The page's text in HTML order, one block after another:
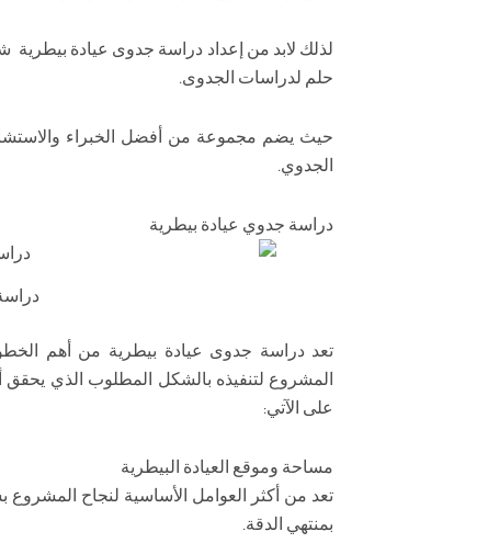
لذلك لابد من إعداد دراسة جدوى عيادة
حلم لدراسات الجدوى.
حيث يضم مجموعة من أفضل الخبراء
الجدوي.
دراسة جدوي عيادة بيطرية
تعد دراسة جدوى عيادة بيطرية من أهم
المشروع لتنفيذه بالشكل المطلوب الذي
على الآتي:
مساحة وموقع العيادة البيطرية
تعد من أكثر العوامل الأساسية لنجاح
بمنتهي الدقة.